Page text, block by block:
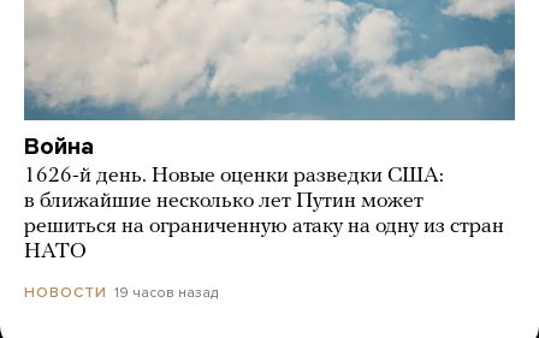
Война
1626-й день. Новые оценки разведки США:
в ближайшие несколько лет Путин может
решиться на ограниченную атаку на одну из стран
НАТО
НОВОСТИ 19 часов назад